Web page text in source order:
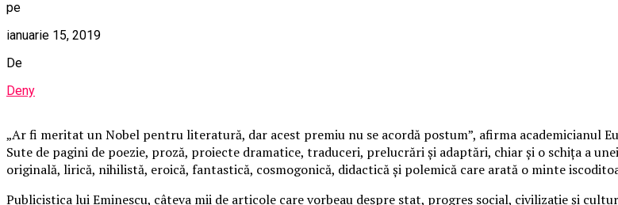
pe
ianuarie 15, 2019
De
Deny
„Ar fi meritat un Nobel pentru literatură, dar acest premiu nu se acordă postum”, afirma academicianul
Sute de pagini de poezie, proză, proiecte dramatice, traduceri, prelucrări şi adaptări, chiar şi o schiţa a
originală, lirică, nihilistă, eroică, fantastică, cosmogonică, didactică şi polemică care arată o minte
Publicistica lui Eminescu, câteva mii de articole care vorbeau despre stat, progres social, civilizaţie şi